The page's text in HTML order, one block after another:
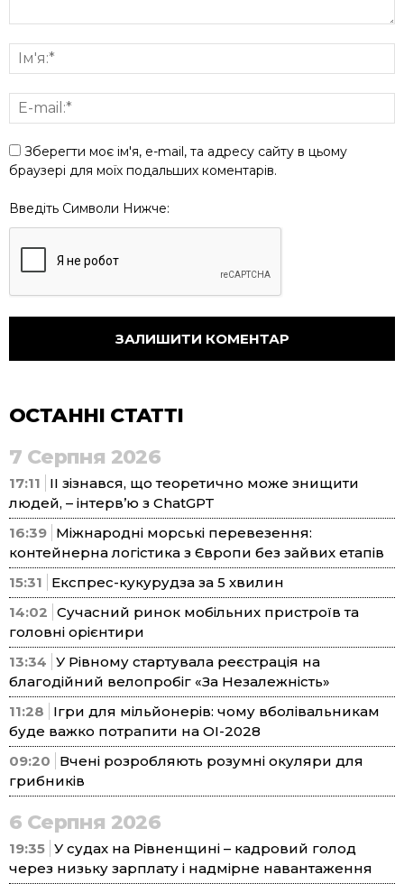
Зберегти моє ім'я, e-mail, та адресу сайту в цьому
браузері для моїх подальших коментарів.
Введіть Символи Нижче:
ОСТАННІ СТАТТІ
7 Серпня 2026
17:11
ІІ зізнався, що теоретично може знищити
людей, – інтерв’ю з ChatGPT
16:39 Міжнародні морські перевезення:
контейнерна логістика з Європи без зайвих етапів
15:31
Експрес-кукурудза за 5 хвилин
14:02 Сучасний ринок мобільних пристроїв та
головні орієнтири
13:34 У Рівному стартувала реєстрація на
благодійний велопробіг «За Незалежність»
11:28
Ігри для мільйонерів: чому вболівальникам
буде важко потрапити на ОІ-2028
09:20
Вчені розробляють розумні окуляри для
грибників
6 Серпня 2026
19:35 У судах на Рівненщині – кадровий голод
через низьку зарплату і надмірне навантаження